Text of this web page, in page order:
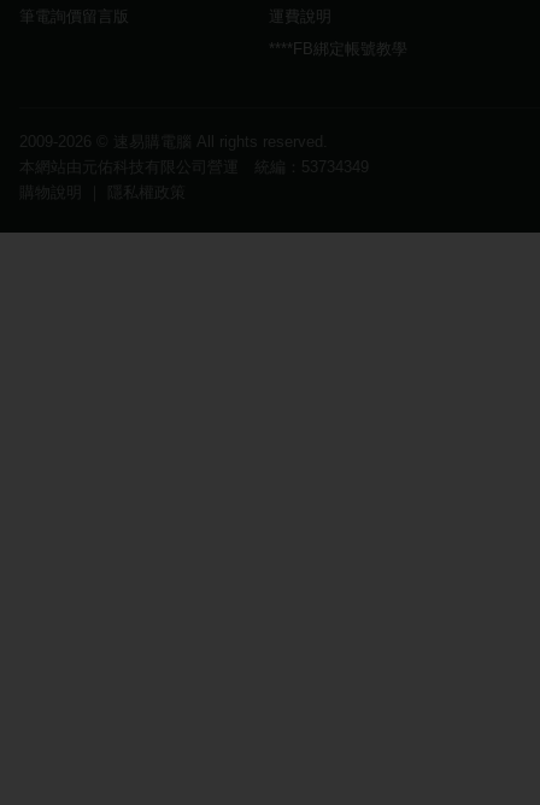
筆電詢價留言版
運費說明
****FB綁定帳號教學